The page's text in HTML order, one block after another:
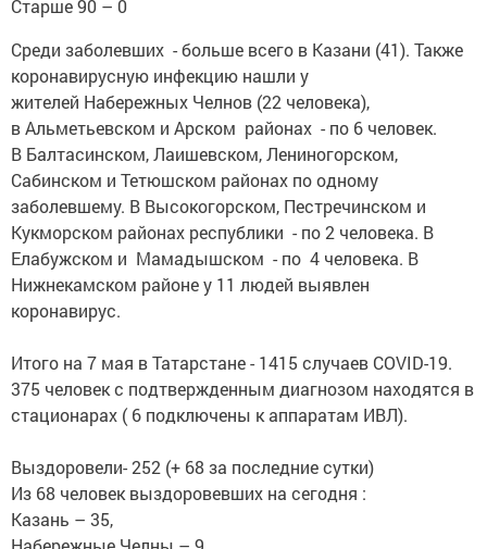
Старше 90 – 0
Среди заболевших - больше всего в Казани (41). Также
коронавирусную инфекцию нашли у
жителей Набережных Челнов (22 человека),
в Альметьевском и Арском районах - по 6 человек.
В Балтасинском, Лаишевском, Лениногорском,
Сабинском и Тетюшском районах по одному
заболевшему. В Высокогорском, Пестречинском и
Кукморском районах республики - по 2 человека. В
Елабужском и Мамадышском - по 4 человека. В
Нижнекамском районе у 11 людей выявлен
коронавирус.
Итого на 7 мая в Татарстане - 1415 случаев COVID-19.
375 человек с подтвержденным диагнозом находятся в
стационарах ( 6 подключены к аппаратам ИВЛ).
Выздоровели- 252 (+ 68 за последние сутки)
Из 68 человек выздоровевших на сегодня :
Казань – 35,